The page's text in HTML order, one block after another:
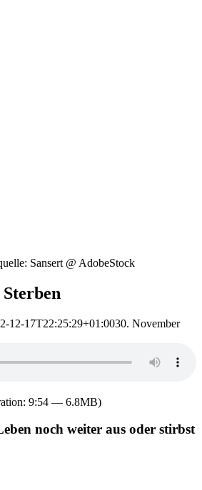
Sansert @ AdobeStock
12-17T22:25:29+01:0030. November
9:54 — 6.8MB)
noch weiter aus oder stirbst